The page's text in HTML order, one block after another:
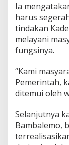
Ia
harus
tindakan
melayani
fungsinya.
“Kami
Pemerintah,
ditemui oleh
Selanjutnya
Bambalemo,